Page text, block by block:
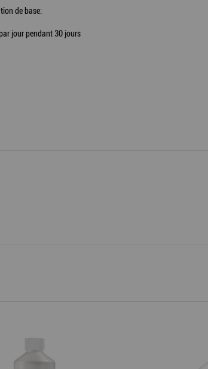
de base:
jour pendant 30 jours